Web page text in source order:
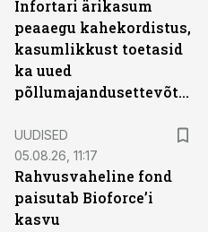
Infortari ärikasum
peaaegu kahekordistus,
kasumlikkust toetasid
ka uued
põllumajandusettevõtted
UUDISED
05.08.26, 11:17
Rahvusvaheline fond
paisutab Bioforce’i
kasvu